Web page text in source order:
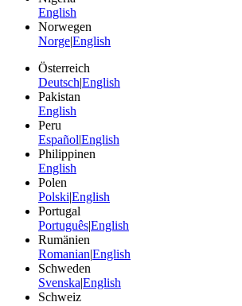
English
Norwegen
Norge|English
Österreich
Deutsch|English
Pakistan
English
Peru
Español|English
Philippinen
English
Polen
Polski|English
Portugal
Português|English
Rumänien
Romanian|English
Schweden
Svenska|English
Schweiz